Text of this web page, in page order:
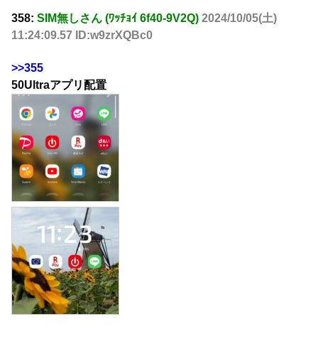
358: SIM無しさん (ﾜｯﾁｮｲ 6f40-9V2Q) 2024/10/05(土)
11:24:09.57 ID:w9zrXQBc0
>>355
50Ultraアプリ配置